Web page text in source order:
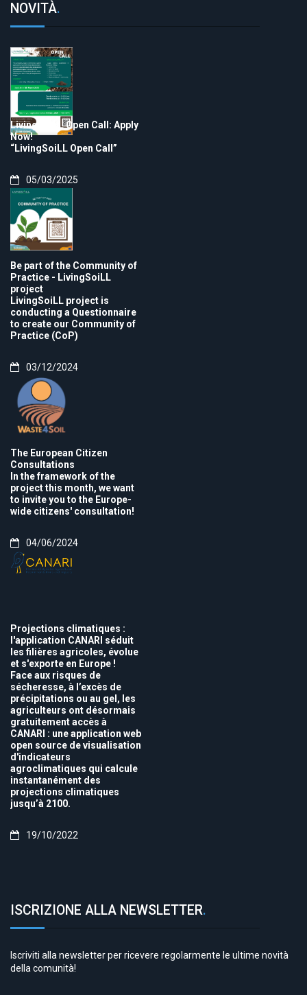
NOVITÀ.
LivingSoiLL Open Call: Apply
Now!
“LivingSoiLL Open Call”
05/03/2025
Be part of the Community of
Practice - LivingSoiLL
project
LivingSoiLL project is
conducting a Questionnaire
to create our Community of
Practice (CoP)
03/12/2024
The European Citizen
Consultations
In the framework of the
project this month, we want
to invite you to the Europe-
wide citizens' consultation!
04/06/2024
Projections climatiques :
l'application CANARI séduit
les filières agricoles, évolue
et s'exporte en Europe !
Face aux risques de
sécheresse, à l’excès de
précipitations ou au gel, les
agriculteurs ont désormais
gratuitement accès à
CANARI : une application web
open source de visualisation
d'indicateurs
agroclimatiques qui calcule
instantanément des
projections climatiques
jusqu’à 2100.
19/10/2022
ISCRIZIONE ALLA NEWSLETTER.
Iscriviti alla newsletter per ricevere regolarmente le ultime novità
della comunità!